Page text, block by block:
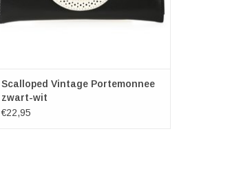
Scalloped Vintage Portemonnee
zwart-wit
€22,95